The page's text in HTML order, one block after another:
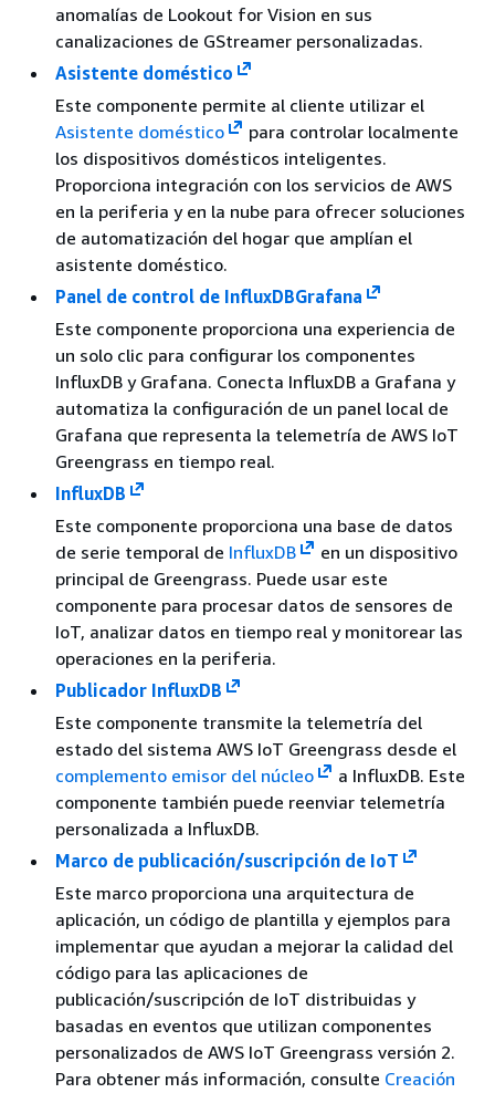
anomalías de Lookout for Vision en sus
canalizaciones de GStreamer personalizadas.
Asistente doméstico
Este componente permite al cliente utilizar el
Asistente doméstico
para controlar localmente
los dispositivos domésticos inteligentes.
Proporciona integración con los servicios de AWS
en la periferia y en la nube para ofrecer soluciones
de automatización del hogar que amplían el
asistente doméstico.
Panel de control de InfluxDBGrafana
Este componente proporciona una experiencia de
un solo clic para configurar los componentes
InfluxDB y Grafana. Conecta InfluxDB a Grafana y
automatiza la configuración de un panel local de
Grafana que representa la telemetría de AWS IoT
Greengrass en tiempo real.
InfluxDB
Este componente proporciona una base de datos
de serie temporal de InfluxDB
en un dispositivo
principal de Greengrass. Puede usar este
componente para procesar datos de sensores de
IoT, analizar datos en tiempo real y monitorear las
operaciones en la periferia.
Publicador InfluxDB
Este componente transmite la telemetría del
estado del sistema AWS IoT Greengrass desde el
complemento emisor del núcleo
a InfluxDB. Este
componente también puede reenviar telemetría
personalizada a InfluxDB.
Marco de publicación/suscripción de IoT
Este marco proporciona una arquitectura de
aplicación, un código de plantilla y ejemplos para
implementar que ayudan a mejorar la calidad del
código para las aplicaciones de
publicación/suscripción de IoT distribuidas y
basadas en eventos que utilizan componentes
personalizados de AWS IoT Greengrass versión 2.
Para obtener más información, consulte Creación